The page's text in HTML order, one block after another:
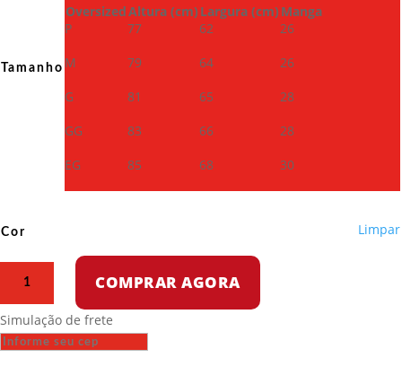
Tamanho
OversizedAltura (cm) Largura (cm) Manga
P
77 62
26
M
79 64
26
G
81 65
28
GG
83 66
28
EG
85 68 30
Cor Limpar
Os
Ricos
COMPRAR AGORA
Simulação de frete